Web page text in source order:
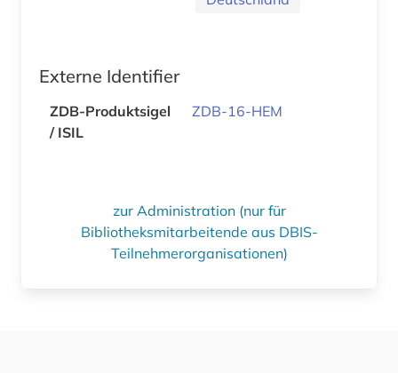
Externe Identifier
ZDB-Produktsigel
/ ISIL
ZDB-16-HEM
zur Administration (nur für
Bibliotheksmitarbeitende aus DBIS-
Teilnehmerorganisationen)